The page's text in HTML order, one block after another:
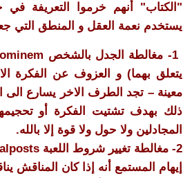
"الكتاب" أنهم خرموا التعريفة
يستخدم نعمة العقل و المنطق التي
1- مغالطة الجدل بالشخص Ad Hominem
يتعلق بهما) و العزوف عن الفكرة
معينة – تجد الطرف الاخر يسارع
ذلك بهدف تشتيت الفكرة أو
المجادلين ولا حول ولا قوة إلا بالله.
2- مغالطة تغيير شروط اللعبة Moving The Goalposts
إيهام المستمع أنه إذا كان المناقش